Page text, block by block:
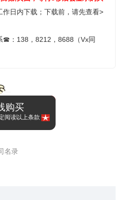
作日内下载；下载前，请先查看>
☎ ：138，8212，8688（Vx同
购买
阅读以上条款
名录